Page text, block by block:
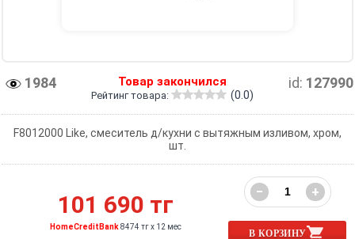
1984 id: 127990
Товар закончился
Рейтинг товара: (0.0)
F8012000 Like, смеситель д/кухни с вытяжным изливом, хром,
шт.
101 690 тг
HomeCreditBank8474 тг x 12 мес
− +
В КОРЗИНУ